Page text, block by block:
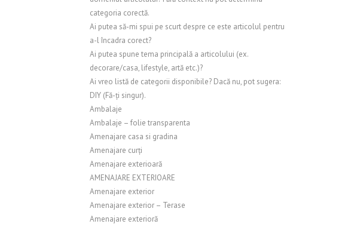
categoria corectă.
Ai putea să-mi spui pe scurt despre ce este articolul pentru
a-l încadra corect?
Ai putea spune tema principală a articolului (ex.
decorare/casa, lifestyle, artă etc.)?
Ai vreo listă de categorii disponibile? Dacă nu, pot sugera:
DIY (Fă-ți singur).
Ambalaje
Ambalaje – folie transparenta
Amenajare casa si gradina
Amenajare curți
Amenajare exterioară
AMENAJARE EXTERIOARE
Amenajare exterior
Amenajare exterior – Terase
Amenajare exterioră